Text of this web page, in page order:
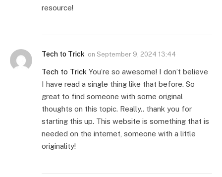
resource!
Tech to Trick on September 9, 2024 13:44
Tech to Trick You’re so awesome! I don’t believe
I have read a single thing like that before. So
great to find someone with some original
thoughts on this topic. Really.. thank you for
starting this up. This website is something that is
needed on the internet, someone with a little
originality!